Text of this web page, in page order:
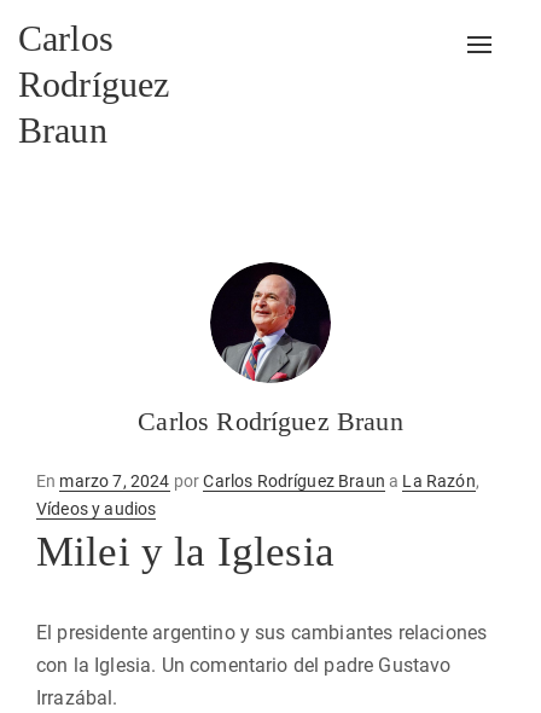
Carlos
Rodríguez
Braun
Carlos Rodríguez Braun
En Publicado
en
marzo 7, 2024 porCarlos Rodríguez Braun a La Razón,
Vídeos y audios
Milei y la Iglesia
El presidente argentino y sus cambiantes relaciones
con la Iglesia. Un comentario del padre Gustavo
Irrazábal.